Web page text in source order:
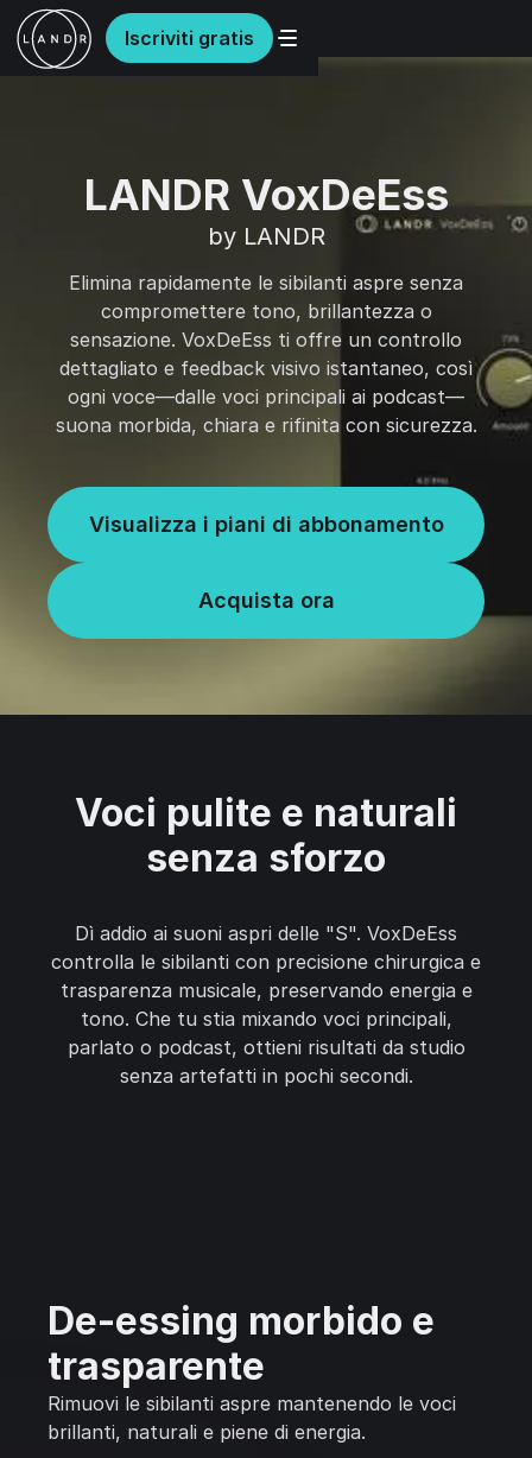
Iscriviti gratis
LANDR VoxDeEss
by LANDR
Elimina rapidamente le sibilanti aspre senza
compromettere tono, brillantezza o
sensazione. VoxDeEss ti offre un controllo
dettagliato e feedback visivo istantaneo, così
ogni voce—dalle voci principali ai podcast—
suona morbida, chiara e rifinita con sicurezza.
Visualizza i piani di abbonamento
Acquista ora
Voci pulite e naturali
senza sforzo
Dì addio ai suoni aspri delle "S". VoxDeEss
controlla le sibilanti con precisione chirurgica e
trasparenza musicale, preservando energia e
tono. Che tu stia mixando voci principali,
parlato o podcast, ottieni risultati da studio
senza artefatti in pochi secondi.
De-essing morbido e
trasparente
Rimuovi le sibilanti aspre mantenendo le voci
brillanti, naturali e piene di energia.